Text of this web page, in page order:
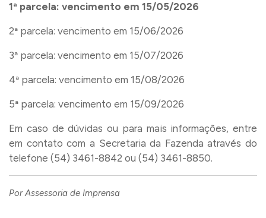
1ª parcela: vencimento em 15/05/2026
2ª parcela: vencimento em 15/06/2026
3ª parcela: vencimento em 15/07/2026
4ª parcela: vencimento em 15/08/2026
5ª parcela: vencimento em 15/09/2026
Em caso de dúvidas ou para mais informações, entre
em contato com a Secretaria da Fazenda através do
telefone (54) 3461-8842 ou (54) 3461-8850.
Por Assessoria de Imprensa